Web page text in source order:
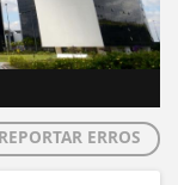
REPORTAR ERROS